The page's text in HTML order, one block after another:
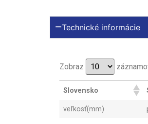
Technické informácie
Zobraz
Slovensko
veľkosť(mm)